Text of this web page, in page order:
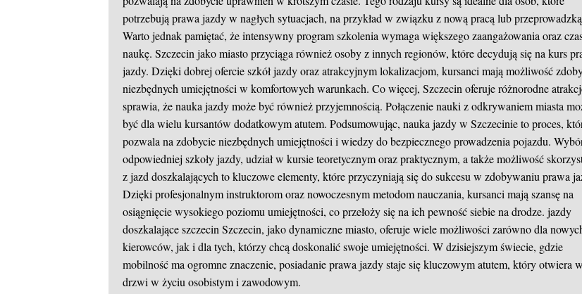
potrzebują prawa jazdy w nagłych sytuacjach, na przykład w związku z nową pracą lub
Warto jednak pamiętać, że intensywny program szkolenia wymaga większego zaangażowania oraz
naukę. Szczecin jako miasto przyciąga również osoby z innych regionów, które decydują się na kurs
jazdy. Dzięki dobrej ofercie szkół jazdy oraz atrakcyjnym lokalizacjom, kursanci mają możliwość
niezbędnych umiejętności w komfortowych warunkach. Co więcej, Szczecin oferuje różnorodne
sprawia, że nauka jazdy może być również przyjemnością. Połączenie nauki z odkrywaniem miasta
być dla wielu kursantów dodatkowym atutem. Podsumowując, nauka jazdy w Szczecinie to proces,
pozwala na zdobycie niezbędnych umiejętności i wiedzy do bezpiecznego prowadzenia pojazdu.
odpowiedniej szkoły jazdy, udział w kursie teoretycznym oraz praktycznym, a także możliwość
z jazd doszkalających to kluczowe elementy, które przyczyniają się do sukcesu w zdobywaniu prawa
Dzięki profesjonalnym instruktorom oraz nowoczesnym metodom nauczania, kursanci mają szansę na
osiągnięcie wysokiego poziomu umiejętności, co przełoży się na ich pewność siebie na drodze.jazdy
doszkalające szczecin Szczecin, jako dynamiczne miasto, oferuje wiele możliwości zarówno dla
kierowców, jak i dla tych, którzy chcą doskonalić swoje umiejętności. W dzisiejszym świecie, gdzie
mobilność ma ogromne znaczenie, posiadanie prawa jazdy staje się kluczowym atutem, który otwiera
drzwi w życiu osobistym i zawodowym.